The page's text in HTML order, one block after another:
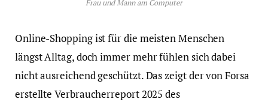
Frau und Mann am Computer
Online-Shopping ist für die meisten Menschen
längst Alltag, doch immer mehr fühlen sich dabei
nicht ausreichend geschützt. Das zeigt der von Forsa
erstellte Verbraucherreport 2025 des